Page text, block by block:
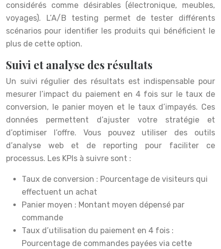
considérés comme désirables (électronique, meubles,
voyages). L’A/B testing permet de tester différents
scénarios pour identifier les produits qui bénéficient le
plus de cette option.
Suivi et analyse des résultats
Un suivi régulier des résultats est indispensable pour
mesurer l’impact du paiement en 4 fois sur le taux de
conversion, le panier moyen et le taux d’impayés. Ces
données permettent d’ajuster votre stratégie et
d’optimiser l’offre. Vous pouvez utiliser des outils
d’analyse web et de reporting pour faciliter ce
processus. Les KPIs à suivre sont :
Taux de conversion : Pourcentage de visiteurs qui
effectuent un achat
Panier moyen : Montant moyen dépensé par
commande
Taux d’utilisation du paiement en 4 fois :
Pourcentage de commandes payées via cette